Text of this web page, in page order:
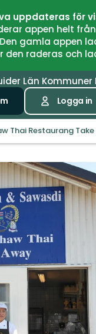
uppdateras för
appen helt
gamla
den raderas och
Län Kommuner
Logga in
Thai Restaurang